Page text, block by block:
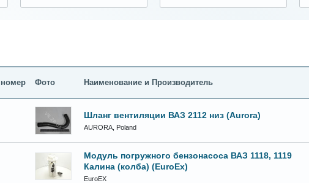
Фото Наименование и Производитель
Шланг вентиляции ВАЗ 2112 низ (Aurora)
AURORA, Poland
Модуль погружного бензонасоса ВАЗ 1118, 1119
Калина (колба) (EuroEx)
EuroEX